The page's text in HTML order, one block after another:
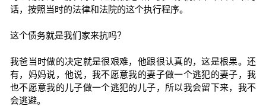
话，按照当时的法律和法院的这个执行程序。
这个债务就是我们家来抗吗？
我爸当时做的决定就是很艰难，他跟很认真的，这是根果。还
有，妈妈说，他说，我不愿意我的妻子做一个逃犯的妻子，我
也不愿意我的儿子做一个逃犯的儿子，所以我会留下来，我不
会逃避。